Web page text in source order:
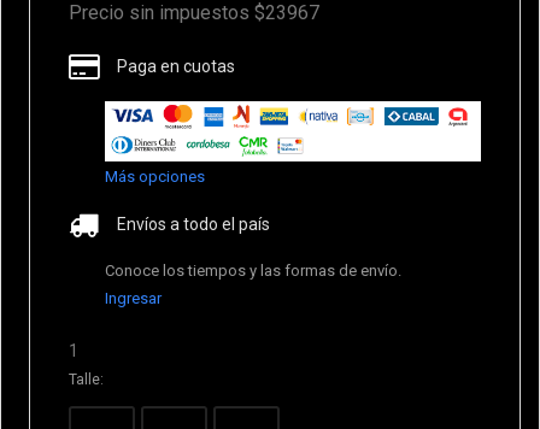
Precio sin impuestos $23967
Paga en cuotas
Más opciones
Envíos a todo el país
Conoce los tiempos y las formas de envío.
Ingresar
1
Talle: